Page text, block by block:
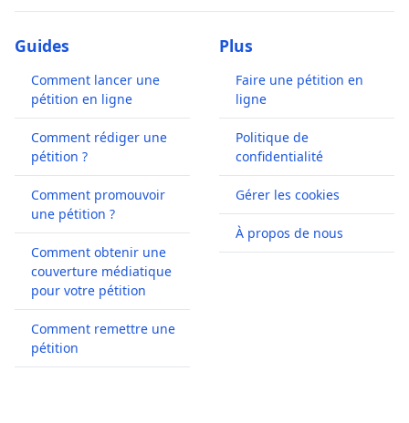
Guides
Comment lancer une
pétition en ligne
Comment rédiger une
pétition ?
Comment promouvoir
une pétition ?
Comment obtenir une
couverture médiatique
pour votre pétition
Comment remettre une
pétition
Plus
Faire une pétition en
ligne
Politique de
confidentialité
Gérer les cookies
À propos de nous